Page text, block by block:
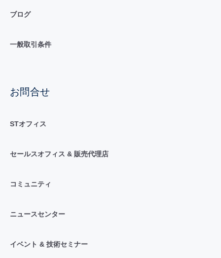
ブログ
一般取引条件
お問合せ
STオフィス
セールスオフィス & 販売代理店
コミュニティ
ニュースセンター
イベント & 技術セミナー